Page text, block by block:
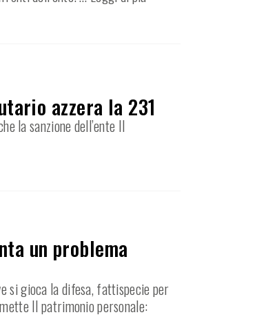
azzera la 231
la sanzione dell’ente Il
un problema
si gioca la difesa, fattispecie per
Il patrimonio personale: